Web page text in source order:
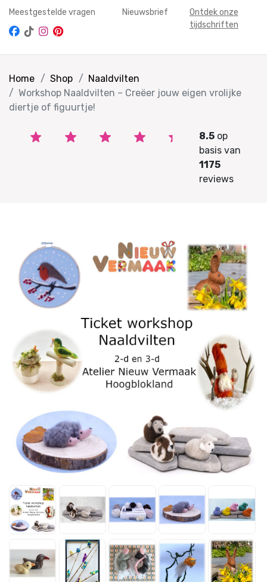
Meestgestelde vragen Nieuwsbrief
Ontdek onze
tijdschriften
Home Shop
Naaldvilten
Workshop Naaldvilten – Creëer jouw eigen vrolijke
diertje of figuurtje!
8.5op
basis van
1175
reviews